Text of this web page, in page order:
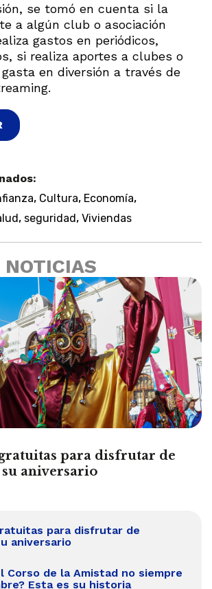
se tomó en cuenta si la
a algún club o asociación
gastos en periódicos,
si realiza aportes a clubes o
en diversión a través de
, Cultura, Economía,
, seguridad, Viviendas
para disfrutar de
aniversario
para disfrutar de
aniversario
Corso de la Amistad no siempre
Esta es su historia